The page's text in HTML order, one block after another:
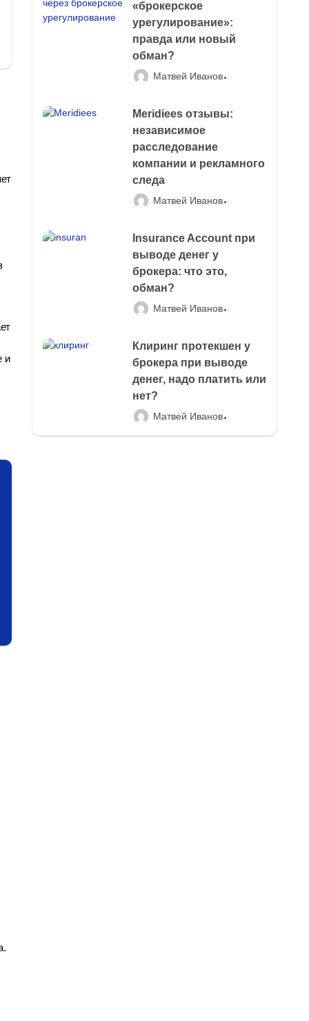
и
«брокерское
урегулирование»:
правда или новый
обман?
Матвей Иванов
Meridiees отзывы:
независимое
расследование
компании и рекламного
следа
Матвей Иванов
Insurance Account при
выводе денег у
брокера: что это,
обман?
Матвей Иванов
Клиринг протекшен у
брокера при выводе
денег, надо платить или
нет?
Матвей Иванов